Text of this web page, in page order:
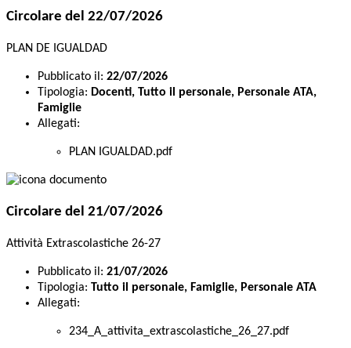
Circolare del 22/07/2026
PLAN DE IGUALDAD
Pubblicato il: 22/07/2026
Tipologia: Docenti, Tutto il personale, Personale ATA,
Famiglie
Allegati:
PLAN IGUALDAD.pdf
Circolare del 21/07/2026
Attività Extrascolastiche 26-27
Pubblicato il: 21/07/2026
Tipologia: Tutto il personale, Famiglie, Personale ATA
Allegati:
234_A_attivita_extrascolastiche_26_27.pdf